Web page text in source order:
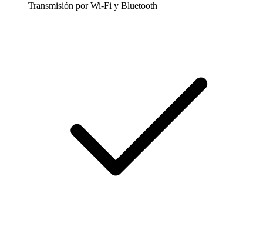
Transmisión por Wi-Fi y Bluetooth